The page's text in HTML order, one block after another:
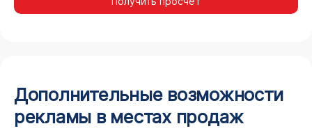
Дополнительные возможности
рекламы в местах продаж